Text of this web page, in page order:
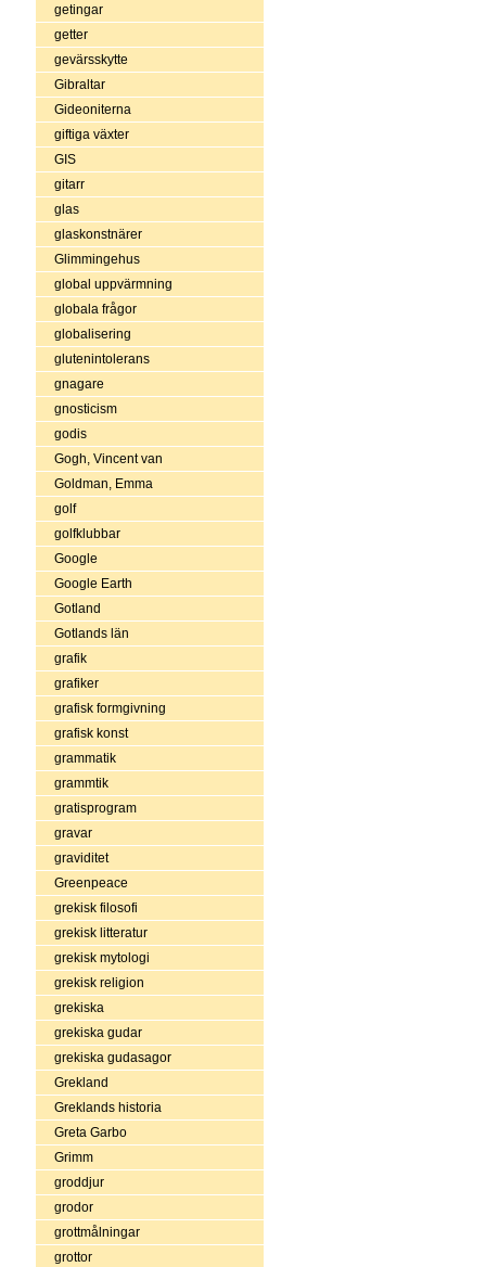
getingar
getter
gevärsskytte
Gibraltar
Gideoniterna
giftiga växter
GIS
gitarr
glas
glaskonstnärer
Glimmingehus
global uppvärmning
globala frågor
globalisering
glutenintolerans
gnagare
gnosticism
godis
Gogh, Vincent van
Goldman, Emma
golf
golfklubbar
Google
Google Earth
Gotland
Gotlands län
grafik
grafiker
grafisk formgivning
grafisk konst
grammatik
grammtik
gratisprogram
gravar
graviditet
Greenpeace
grekisk filosofi
grekisk litteratur
grekisk mytologi
grekisk religion
grekiska
grekiska gudar
grekiska gudasagor
Grekland
Greklands historia
Greta Garbo
Grimm
groddjur
grodor
grottmålningar
grottor